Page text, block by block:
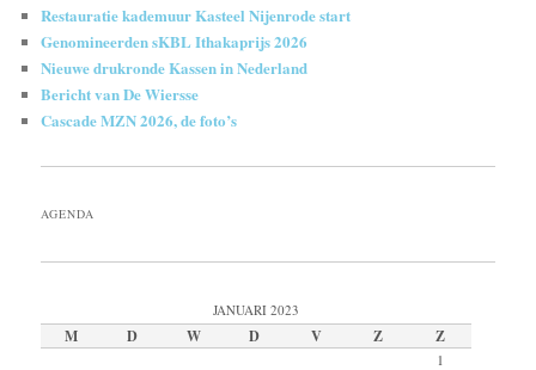
Restauratie kademuur Kasteel Nijenrode start
Genomineerden sKBL Ithakaprijs 2026
Nieuwe drukronde Kassen in Nederland
Bericht van De Wiersse
Cascade MZN 2026, de foto’s
AGENDA
JANUARI 2023
M D W D V Z Z
1